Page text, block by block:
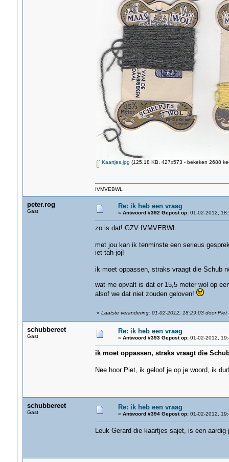
Kaartjes.jpg (125.18 KB, 427x573 - bekeken 2688
IVMVEBWL
peter.rog
Gast
Re: ik heb een vraag
« Antwoord #392 Gepost op:01-02-2012,
zo is dat! GZV IVMVEBWL
met jou kan ik tenminste een serieus
iet-tah-joj!
ik moet oppassen, straks vraagt die Schub
wat me opvalt is dat er 15,5 meter wol op
alsof we dat niet zouden geloven!
« Laatste verandering: 01-02-2012, 18:29:03 door Piet
schubbereet
Gast
Re: ik heb een vraag
« Antwoord #393 Gepost op:01-02-2012,
ik moet oppassen, straks vraagt die
Nee hoor Piet, ik geloof je op je woord, ik
schubbereet
Gast
Re: ik heb een vraag
« Antwoord #394 Gepost op:01-02-2012,
Leuk Gerard die kaartjes sajet, is een